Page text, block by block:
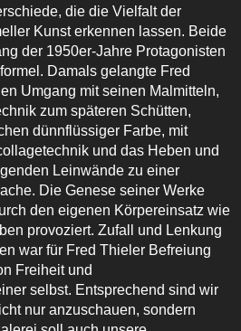
die die Vielfalt der
Kunst erkennen lassen. Beide
der 1950er-Jahre Protagonisten
Damals gelangte Fred
Umgang mit seinen Malmitteln,
zum späteren Schütten,
dünnflüssiger Farbe, mit
und das Heben und
Leinwände zu einer
Die Genese seiner Werke
den eigenen Körpereinsatz wie
provoziert. Zufall und Lenkung
war für Fred Thieler Befreiung
Freiheit und
selbst. Entsprechend sind wir
nur anzuschauen, sondern